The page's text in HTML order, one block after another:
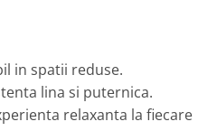
in spatii reduse.
lina si puternica.
relaxanta la fiecare